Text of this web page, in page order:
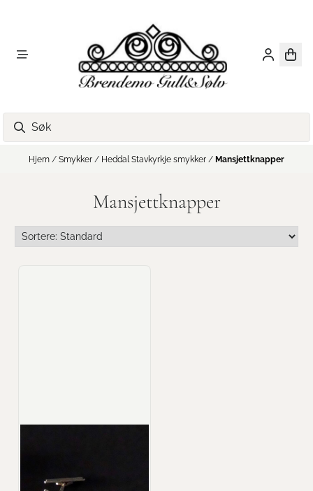
Hjem / Smykker / Heddal Stavkyrkje smykker / Mansjettknapper
Mansjettknapper